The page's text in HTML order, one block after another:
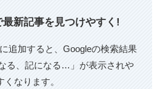
新記事を見つけやすく!
追加すると、Googleの検索結果
る、記になる…」が表示されや
くなります。